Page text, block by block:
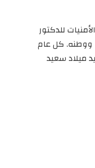
للدكتور
ووطنه. كل عام
ميلاد سعيد